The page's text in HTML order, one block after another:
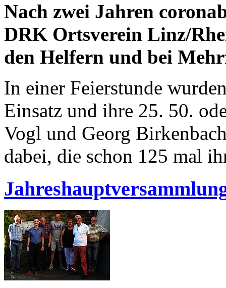
Nach zwei Jahren
DRK Ortsverein Linz/
den Helfern und bei
In einer Feierstunde
Einsatz und ihre 25. 50.
Vogl und Georg
dabei, die schon 125 mal